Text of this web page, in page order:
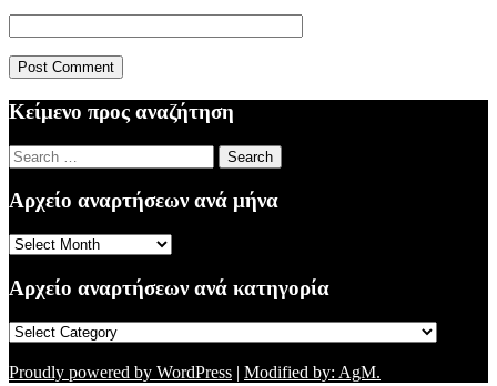
Κείμενο προς αναζήτηση
Search
for:
Αρχείο αναρτήσεων ανά μήνα
Αρχείο
ανά
μήνα
Αρχείο αναρτήσεων ανά κατηγορία
Αρχείο
ανά
Proudly powered by WordPress | Modified by: AgM.